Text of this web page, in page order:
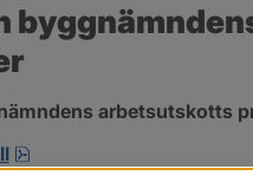
arbetsutskotts
pdf, 263.6 kB, öppnas i